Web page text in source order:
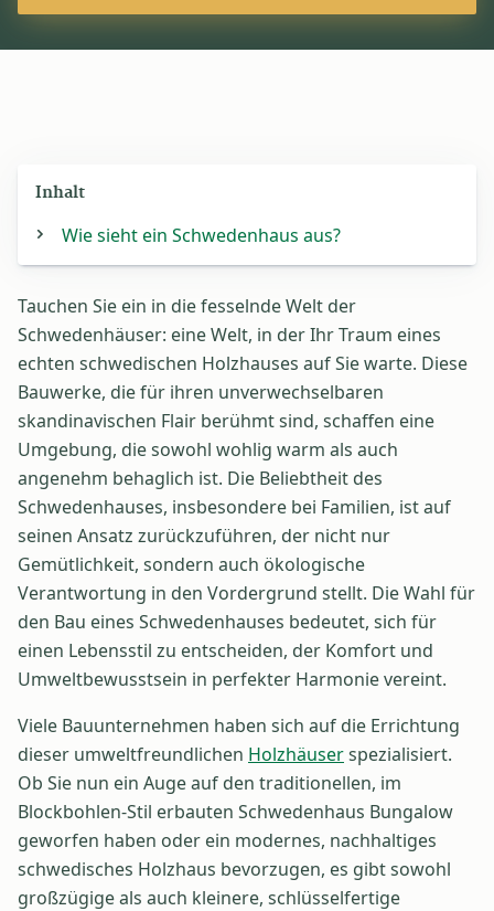
Inhalt
Wie sieht ein Schwedenhaus aus?
Tauchen Sie ein in die fesselnde Welt der
Schwedenhäuser: eine Welt, in der Ihr Traum eines
echten schwedischen Holzhauses auf Sie warte. Diese
Bauwerke, die für ihren unverwechselbaren
skandinavischen Flair berühmt sind, schaffen eine
Umgebung, die sowohl wohlig warm als auch
angenehm behaglich ist. Die Beliebtheit des
Schwedenhauses, insbesondere bei Familien, ist auf
seinen Ansatz zurückzuführen, der nicht nur
Gemütlichkeit, sondern auch ökologische
Verantwortung in den Vordergrund stellt. Die Wahl für
den Bau eines Schwedenhauses bedeutet, sich für
einen Lebensstil zu entscheiden, der Komfort und
Umweltbewusstsein in perfekter Harmonie vereint.
Viele Bauunternehmen haben sich auf die Errichtung
dieser umweltfreundlichen Holzhäuserspezialisiert.
Ob Sie nun ein Auge auf den traditionellen, im
Blockbohlen-Stil erbauten Schwedenhaus Bungalow
geworfen haben oder ein modernes, nachhaltiges
schwedisches Holzhaus bevorzugen, es gibt sowohl
großzügige als auch kleinere, schlüsselfertige